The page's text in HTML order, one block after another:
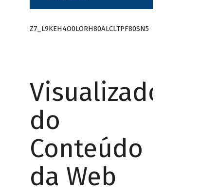
Z7_L9KEH4O0LORH80ALCLTPF80SN5
Visualizador
do
Conteúdo
da Web